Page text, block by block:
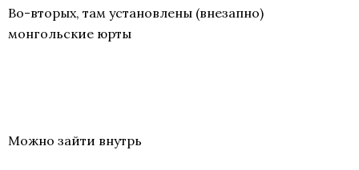
Во-вторых, там установлены (внезапно)
монгольские юрты
Можно зайти внутрь